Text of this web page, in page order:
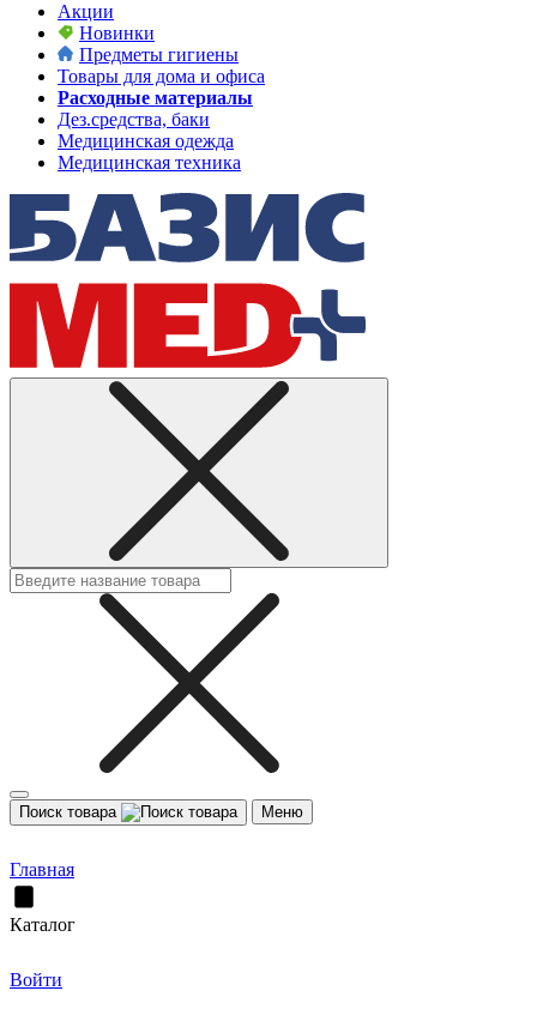
Акции
Новинки
Предметы гигиены
Товары для дома и офиса
Расходные материалы
Дез.средства, баки
Медицинская одежда
Медицинская техника
Поиск товара Меню
Главная
Каталог
Войти